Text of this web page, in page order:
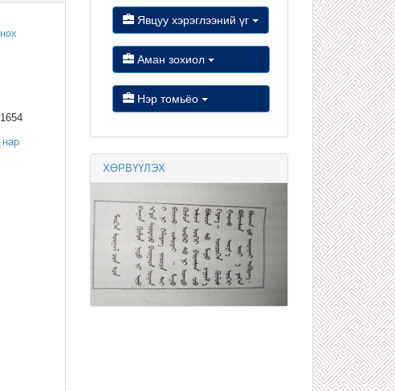
1654
Явцуу хэрэглээний үг
Аман зохиол
Нэр томьёо
ХӨРВҮҮЛЭХ